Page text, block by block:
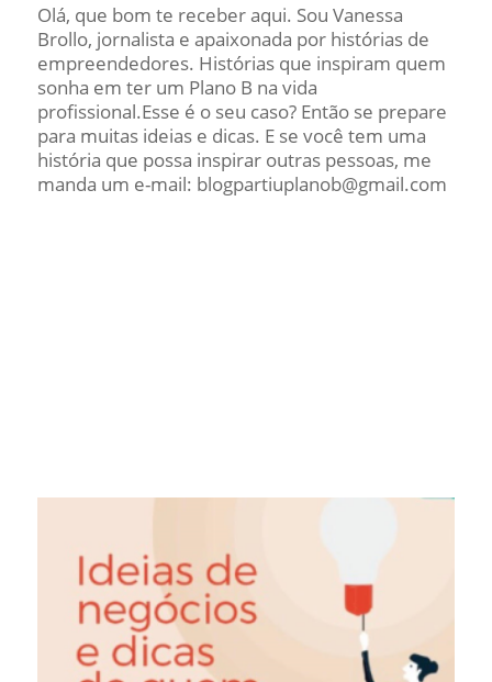
Olá, que bom te receber aqui. Sou Vanessa
Brollo, jornalista e apaixonada por histórias de
empreendedores. Histórias que inspiram quem
sonha em ter um Plano B na vida
profissional.Esse é o seu caso? Então se prepare
para muitas ideias e dicas. E se você tem uma
história que possa inspirar outras pessoas, me
manda um e-mail: blogpartiuplanob@gmail.com